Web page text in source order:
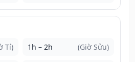
Tí) 1h – 2h (Giờ Sửu)